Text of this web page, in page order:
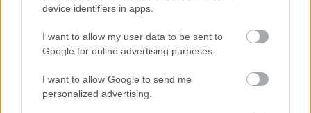
device identifiers in apps.
I want to allow my user data to be sent to
Google for online advertising purposes.
I want to allow Google to send me
personalized advertising.